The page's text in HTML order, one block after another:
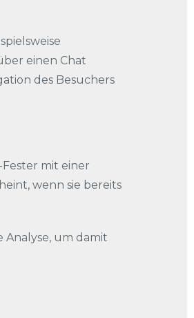
einen Chat
des Besuchers
mit einer
wenn sie bereits
um damit